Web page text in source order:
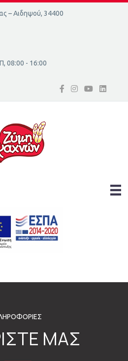
34400
– Αιδηψού, 34400
08:00 - 16:00
ΜΑΣ